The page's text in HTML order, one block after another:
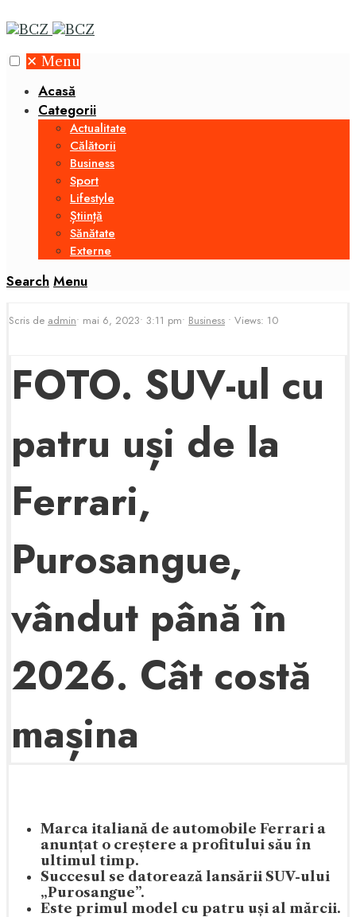
✕ Menu
Acasă
Categorii
Actualitate
Călătorii
Business
Sport
Lifestyle
Știință
Sănătate
Externe
Search Menu
Scris de admin• mai 6, 2023• 3:11 pm• Business • Views: 10
FOTO. SUV-ul cu
patru uși de la
Ferrari,
Purosangue,
vândut până în
2026. Cât costă
mașina
Marca italiană de automobile Ferrari a
anunțat o creștere a profitului său în
ultimul timp.
Succesul se datorează lansării SUV-ului
„Purosangue”.
Este primul model cu patru uși al mărcii.